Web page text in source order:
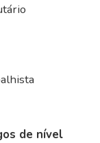
de nível